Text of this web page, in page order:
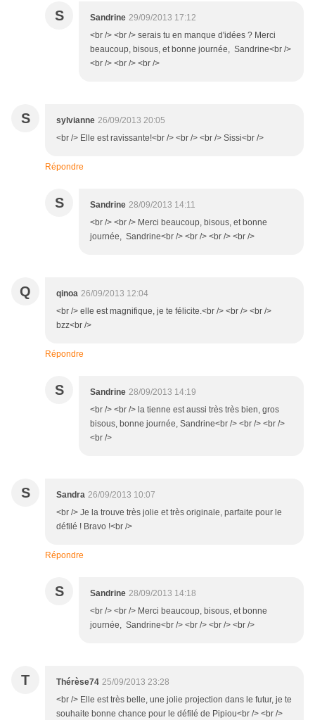
S Sandrine 29/09/2013 17:12
<br /> <br /> serais tu en manque d'idées ? Merci
beaucoup, bisous, et bonne journée, Sandrine<br />
<br /> <br /> <br />
S sylvianne 26/09/2013 20:05
<br /> Elle est ravissante!<br /> <br /> <br /> Sissi<br />
Répondre
S Sandrine 28/09/2013 14:11
<br /> <br /> Merci beaucoup, bisous, et bonne
journée, Sandrine<br /> <br /> <br /> <br />
Q qinoa 26/09/2013 12:04
<br /> elle est magnifique, je te félicite.<br /> <br /> <br />
bzz<br />
Répondre
S Sandrine 28/09/2013 14:19
<br /> <br /> la tienne est aussi très très bien, gros
bisous, bonne journée, Sandrine<br /> <br /> <br />
<br />
S Sandra 26/09/2013 10:07
<br /> Je la trouve très jolie et très originale, parfaite pour le
défilé ! Bravo !<br />
Répondre
S Sandrine 28/09/2013 14:18
<br /> <br /> Merci beaucoup, bisous, et bonne
journée, Sandrine<br /> <br /> <br /> <br />
T Thérèse74 25/09/2013 23:28
<br /> Elle est très belle, une jolie projection dans le futur, je te
souhaite bonne chance pour le défilé de Pipiou<br /> <br />